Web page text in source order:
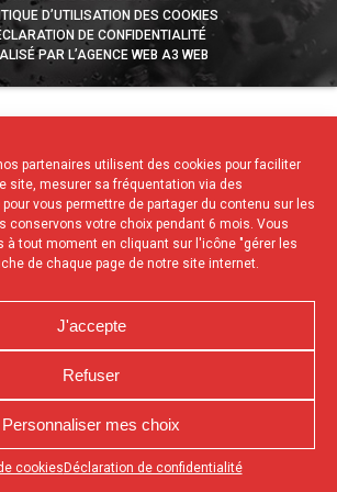
partenaires utilisent des cookies pour faciliter
site, mesurer sa fréquentation via des
vous permettre de partager du contenu sur les
conservons votre choix pendant 6 mois. Vous
à tout moment en cliquant sur l'icône "gérer les
de chaque page de notre site internet.
J'accepte
Refuser
Personnaliser mes choix
cookies Déclaration de confidentialité
partager en bas de votre
D’UTILISATION DES COOKIES
DE CONFIDENTIALITÉ
PAR L’AGENCE WEB A3 WEB